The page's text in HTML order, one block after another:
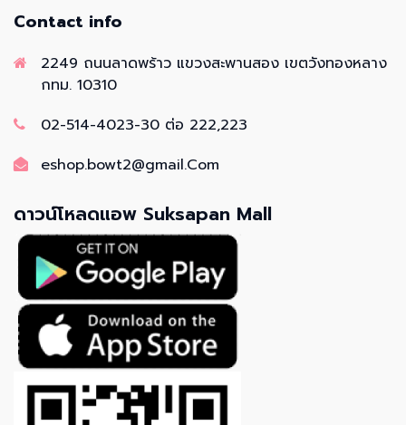
Contact info
2249 ถนนลาดพร้าว แขวงสะพานสอง เขตวังทองหลาง
กทม. 10310
02-514-4023-30 ต่อ 222,223
eshop.bowt2@gmail.Com
ดาวน์โหลดแอพ Suksapan Mall